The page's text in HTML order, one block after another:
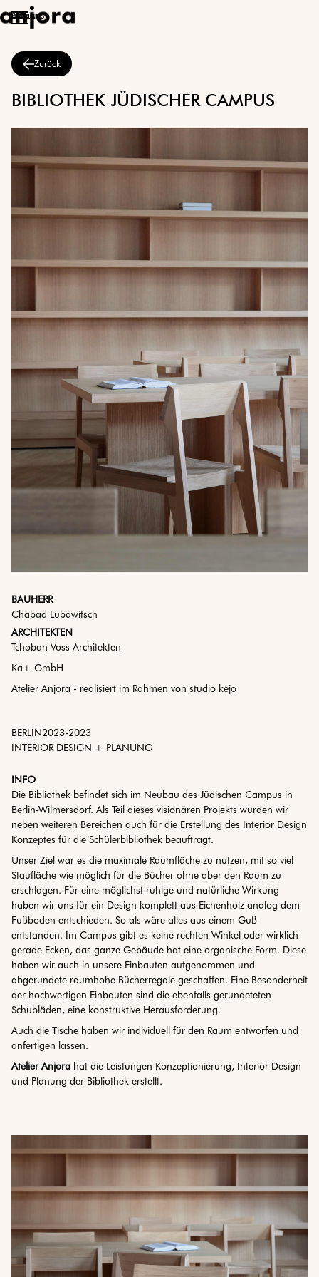
ÜBER UNS
PROJEKTE
KONTAKT
Zurück
BIBLIOTHEK JÜDISCHER CAMPUS
BAUHERR
Chabad Lubawitsch
ARCHITEKTEN
Tchoban Voss Architekten
Ka+ GmbH
Atelier Anjora - realisiert im Rahmen von studio kejo
BERLIN2023-2023
INTERIOR DESIGN + PLANUNG
INFO
Die Bibliothek befindet sich im Neubau des Jüdischen Campus in
Berlin-Wilmersdorf. Als Teil dieses visionären Projekts wurden wir
neben weiteren Bereichen auch für die Erstellung des Interior Design
Konzeptes für die Schülerbibliothek beauftragt.
Unser Ziel war es die maximale Raumfläche zu nutzen, mit so viel
Staufläche wie möglich für die Bücher ohne aber den Raum zu
erschlagen. Für eine möglichst ruhige und natürliche Wirkung
haben wir uns für ein Design komplett aus Eichenholz analog dem
Fußboden entschieden. So als wäre alles aus einem Guß
entstanden. Im Campus gibt es keine rechten Winkel oder wirklich
gerade Ecken, das ganze Gebäude hat eine organische Form. Diese
haben wir auch in unsere Einbauten aufgenommen und
abgerundete raumhohe Bücherregale geschaffen. Eine Besonderheit
der hochwertigen Einbauten sind die ebenfalls gerundeteten
Schubläden, eine konstruktive Herausforderung.
Auch die Tische haben wir individuell für den Raum entworfen und
anfertigen lassen.
Atelier Anjora hat die Leistungen Konzeptionierung, Interior Design
und Planung der Bibliothek erstellt.